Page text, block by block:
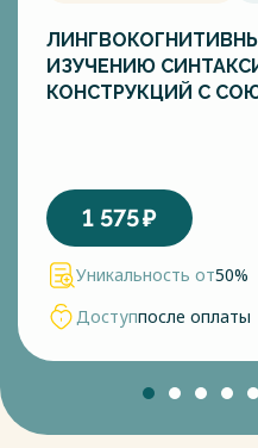
ИЗУЧЕНИЮ
КОНСТРУКЦИЙ С
1 575₽
Уникальность от50%
Доступпосле оплаты